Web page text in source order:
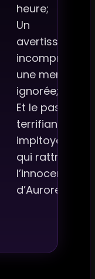
heure;
Un
avertissement
incompris,
une menace
ignorée;
Et le passé
terrifiant,
impitoyable,
qui rattrape
l’innocence
d’Aurore